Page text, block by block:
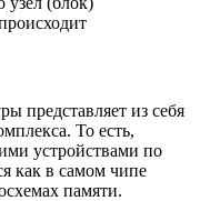
представляет из себя
То есть,
устройствами по
как в самом чипе
памяти.